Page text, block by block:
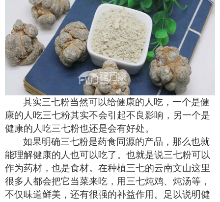
其实三七粉当然可以给健康的人吃，一个是健
康的人吃三七粉其实不会引起不良影响，另一个是
健康的人吃三七粉也还是会有好处。
如果明确三七粉是药食同源的产品，那么也就
能理解健康的人也可以吃了。也就是说三七粉可以
作为药材，也是食材。在种植三七的云南文山这里
很多人都会把它当菜来吃，用三七炖鸡、炖汤等，
不仅味道鲜美，还有很强的补益作用。足以说明健